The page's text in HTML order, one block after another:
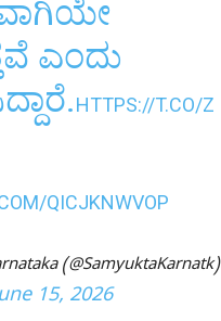
ಎಂದು
HTTPS://T.CO/Z
QICJKNWVOP
(@SamyuktaKarnatk)
15, 2026